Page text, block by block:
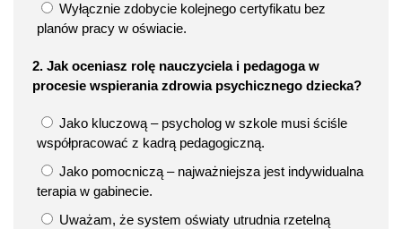
Wyłącznie zdobycie kolejnego certyfikatu bez
planów pracy w oświacie.
2. Jak oceniasz rolę nauczyciela i pedagoga w
procesie wspierania zdrowia psychicznego dziecka?
Jako kluczową – psycholog w szkole musi ściśle
współpracować z kadrą pedagogiczną.
Jako pomocniczą – najważniejsza jest indywidualna
terapia w gabinecie.
Uważam, że system oświaty utrudnia rzetelną